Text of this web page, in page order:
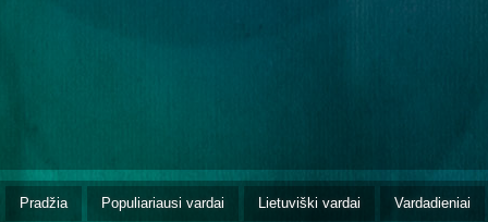
Pradžia Populiariausi vardai Lietuviški vardai Vardadieniai